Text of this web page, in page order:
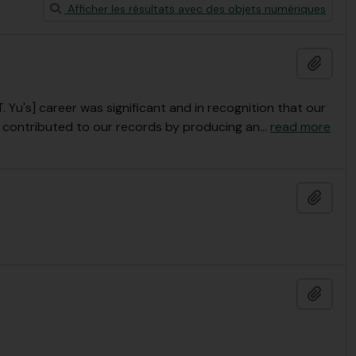
Afficher les résultats avec des objets numériques
Yu's] career was significant and in recognition that our
contributed to our records by producing an… read more